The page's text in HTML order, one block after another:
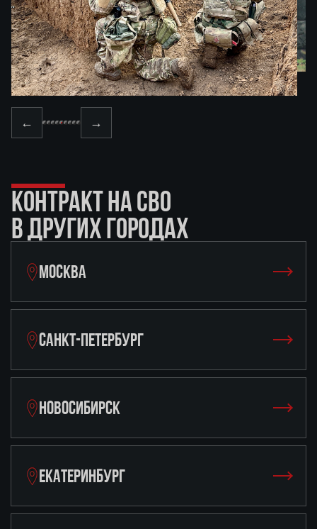
← →
КОНТРАКТ НА СВО
В ДРУГИХ ГОРОДАХ
МОСКВА
САНКТ-ПЕТЕРБУРГ
НОВОСИБИРСК
ЕКАТЕРИНБУРГ